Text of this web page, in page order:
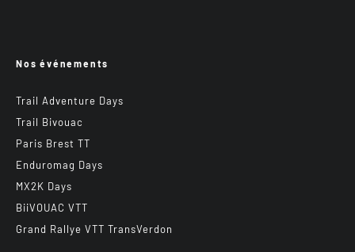
Nos événements
Trail Adventure Days
Trail Bivouac
Paris Brest TT
Enduromag Days
MX2K Days
BiiVOUAC VTT
Grand Rallye VTT TransVerdon